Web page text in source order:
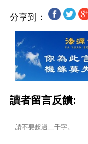
分享到：
讀者留言反饋: